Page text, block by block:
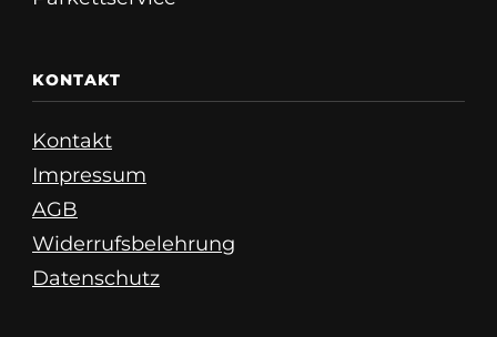
KONTAKT
Kontakt
Impressum
AGB
Widerrufsbelehrung
Datenschutz